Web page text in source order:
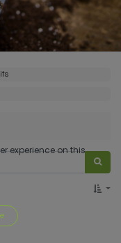
experience on this